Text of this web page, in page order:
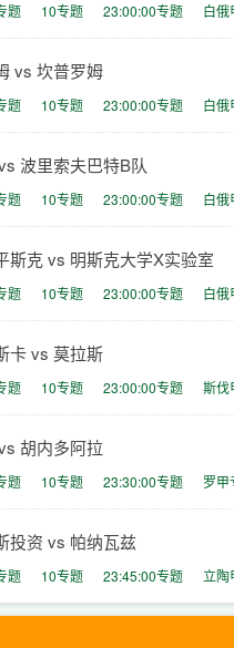
题 10专题 23:00:00专题 白俄
vs 坎普罗姆
题 10专题 23:00:00专题 白俄
波里索夫巴特B队
题 10专题 23:00:00专题 白俄
斯克 vs 明斯克大学X实验室
题 10专题 23:00:00专题 白俄
卡 vs 莫拉斯
题 10专题 23:00:00专题 斯伐
胡内多阿拉
题 10专题 23:30:00专题 罗甲
投资 vs 帕纳瓦兹
题 10专题 23:45:00专题 立陶